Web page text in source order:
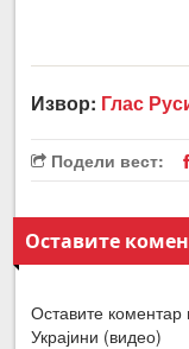
Извор: Глас
Подели вест:
Оставите
Оставите коментар
Украјини (видео)